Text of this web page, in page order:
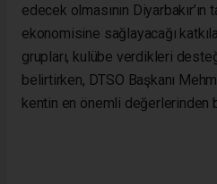
edecek olmasının Diyarbakır’ın
ekonomisine sağlayacağı
grupları, kulübe verdikleri
belirtirken, DTSO Başkanı
kentin en önemli değerlerinden